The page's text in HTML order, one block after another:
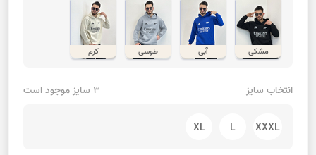
مشکی آبی طوسی کرم
انتخاب سایز 3 سایز موجود است
XXXL
L
XL